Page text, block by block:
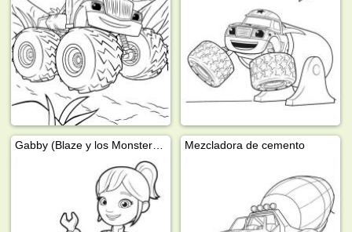
Gabby (Blaze y los Monster Machine) Mezcladora de cemento